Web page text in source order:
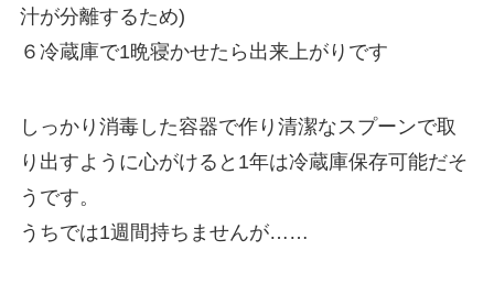
汁が分離するため)
６冷蔵庫で1晩寝かせたら出来上がりです
しっかり消毒した容器で作り清潔なスプーンで取
り出すように心がけると1年は冷蔵庫保存可能だそ
うです。
うちでは1週間持ちませんが……